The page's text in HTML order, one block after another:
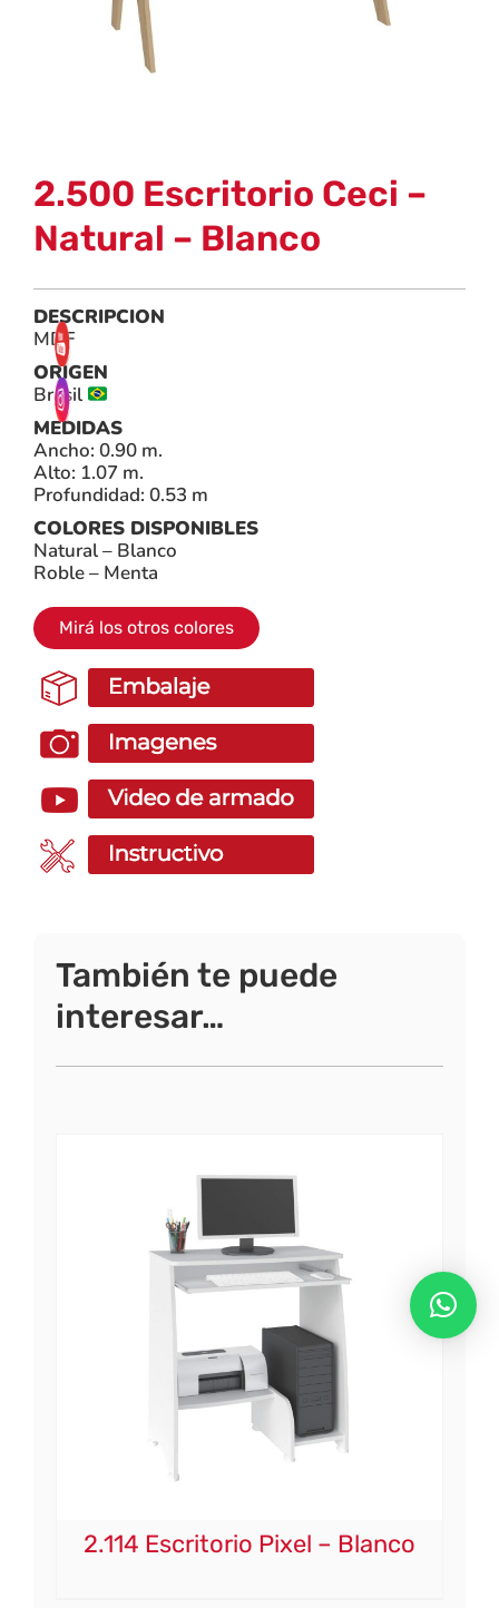
2.500 Escritorio Ceci –
Natural – Blanco
DESCRIPCION
MDF
ORIGEN
Brasil
MEDIDAS
Ancho: 0.90 m.
Alto: 1.07 m.
Profundidad: 0.53 m
COLORES DISPONIBLES
Natural – Blanco
Roble – Menta
Mirá los otros colores
También te puede
interesar…
2.114 Escritorio Pixel – Blanco